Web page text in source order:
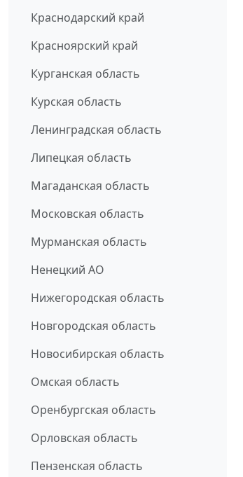
Краснодарский край
Красноярский край
Курганская область
Курская область
Ленинградская область
Липецкая область
Магаданская область
Московская область
Мурманская область
Ненецкий АО
Нижегородская область
Новгородская область
Новосибирская область
Омская область
Оренбургская область
Орловская область
Пензенская область